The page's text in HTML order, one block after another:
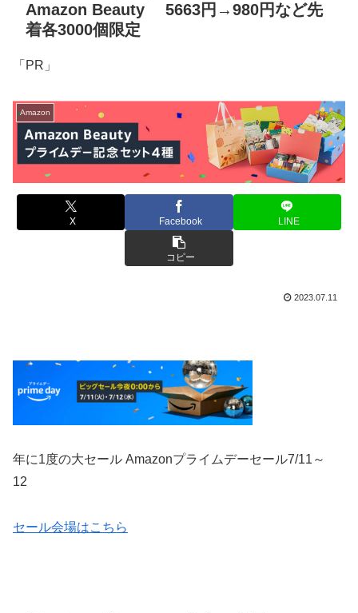
Amazon Beauty 5663円→980円など先
着各3000個限定
「PR」
Amazon
X Facebook LINE
コピー
2023.07.11
年に1度の大セール Amazonプライムデーセール7/11～
12
セール会場はこちら